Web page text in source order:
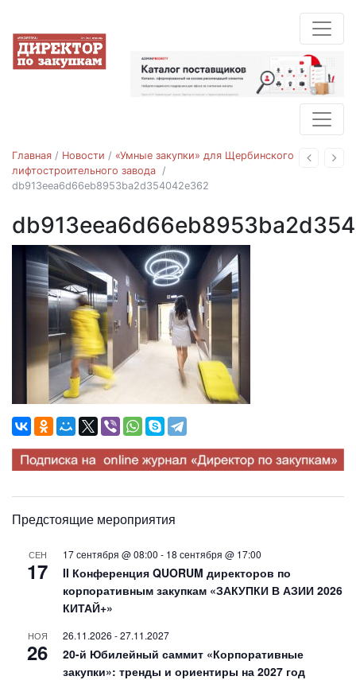
Назад
Главная / Новости / «Умные закупки» для Щербинского
лифтостроительного завода /
db913eea6d66eb8953ba2d354042e362
Предстоящие мероприятия
СЕН
17
17 сентября @ 08:00 - 18 сентября @ 17:00
II Конференция QUORUM директоров по
корпоративным закупкам «ЗАКУПКИ В АЗИИ 2026
КИТАЙ+»
НОЯ
26
26.11.2026 -27.11.2027
20-й Юбилейный саммит «Корпоративные
закупки»: тренды и ориентиры на 2027 год